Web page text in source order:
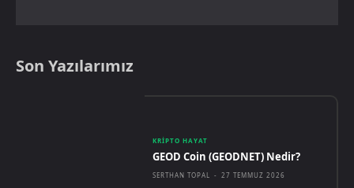
Son Yazılarımız
KRIPTO HAYAT
GEOD Coin (GEODNET) Nedir?
SERTHAN TOPAL - 27 TEMMUZ 2026